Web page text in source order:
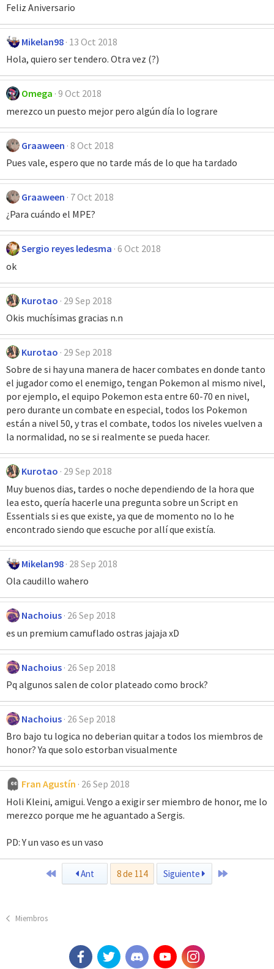
Feliz Aniversario
Mikelan98 13 Oct 2018
Hola, quiero ser tendero. Otra vez (?)
Omega 9 Oct 2018
merezco un puesto mejor pero algún día lo lograre
Graaween 8 Oct 2018
Pues vale, espero que no tarde más de lo que ha tardado
Graaween 7 Oct 2018
¿Para cuándo el MPE?
Sergio reyes ledesma 6 Oct 2018
ok
Kurotao 29 Sep 2018
Okis muchísimas gracias n.n
Kurotao 29 Sep 2018
Sobre de si hay una manera de hacer combates en donde tanto
el jugador como el enemigo, tengan Pokemon al mismo nivel,
por ejemplo, el equipo Pokemon esta entre 60-70 en nivel,
pero durante un combate en especial, todos los Pokemon
están a nivel 50, y tras el combate, todos los niveles vuelven a
la normalidad, no se si realmente se pueda hacer.
Kurotao 29 Sep 2018
Muy buenos dias, tardes o noche dependiendo de la hora que
lea esto, quería hacerle una pregunta sobre un Script en
Essentials si es que existe, ya que de momento no lo he
encontrado siendo que escuche por allí que existía.
Mikelan98 28 Sep 2018
Ola caudillo wahero
Nachoius 26 Sep 2018
es un premium camuflado ostras jajaja xD
Nachoius 26 Sep 2018
Pq algunos salen de color plateado como brock?
Nachoius 26 Sep 2018
Bro bajo tu logica no deberian quitar a todos los miembros de
honor? Ya que solo estorban visualmente
Fran Agustín 26 Sep 2018
Holi Kleini, amigui. Vengo a exigir ser miembro de honor, me lo
merezco porque me he aguantado a Sergis.
PD: Y un vaso es un vaso
PrimeroAnt 8 de 114 Siguiente Último
Miembros